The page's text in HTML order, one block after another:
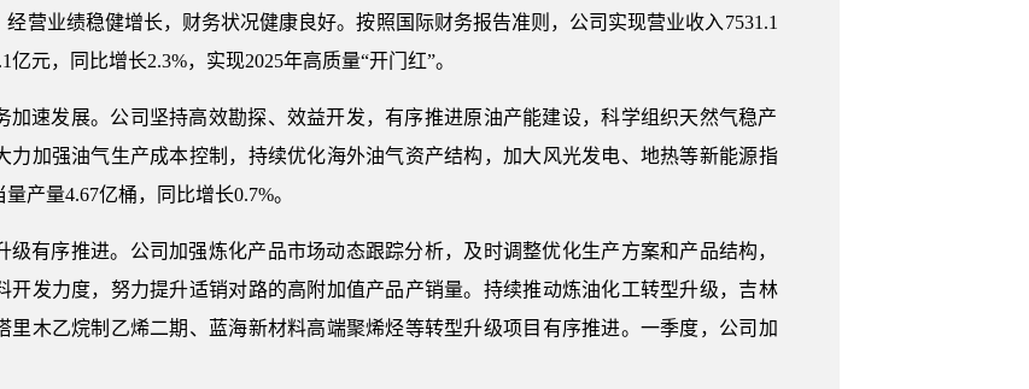
营业绩稳健增长，财务状况健康良好。按照国际财务报告准则，公司实现营业收入7531.1
元，同比增长2.3%，实现2025年高质量“开门红”。
加速发展。公司坚持高效勘探、效益开发，有序推进原油产能建设，科学组织天然气稳产
力加强油气生产成本控制，持续优化海外油气资产结构，加大风光发电、地热等新能源指
产量4.67亿桶，同比增长0.7%。
有序推进。公司加强炼化产品市场动态跟踪分析，及时调整优化生产方案和产品结构，
开发力度，努力提升适销对路的高附加值产品产销量。持续推动炼油化工转型升级，吉林
里木乙烷制乙烯二期、蓝海新材料高端聚烯烃等转型升级项目有序推进。一季度，公司加